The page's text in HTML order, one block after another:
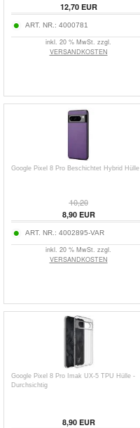
12,70EUR
ART. NR.: 4000781
inkl. 20 % MwSt. zzgl.
VERSANDKOSTEN
Google Pixel 8 Pro Beschichtet Hybrid Hülle
10,20
8,90EUR
ART. NR.: 4002895-VAR
inkl. 20 % MwSt. zzgl.
VERSANDKOSTEN
Google Pixel 8 Pro Imak UX-5 TPU Hülle -
Durchsichtig
8,90EUR